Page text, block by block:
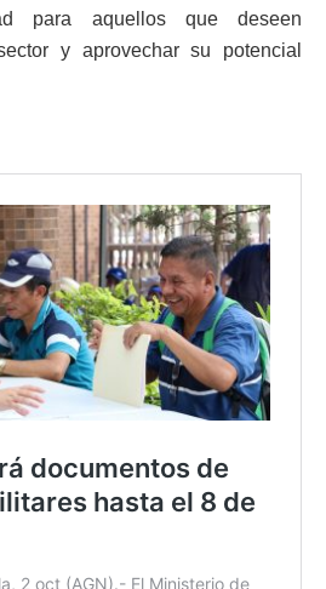
para aquellos que deseen
y aprovechar su potencial